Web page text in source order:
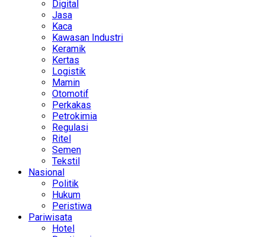
Digital
Jasa
Kaca
Kawasan Industri
Keramik
Kertas
Logistik
Mamin
Otomotif
Perkakas
Petrokimia
Regulasi
Ritel
Semen
Tekstil
Nasional
Politik
Hukum
Peristiwa
Pariwisata
Hotel